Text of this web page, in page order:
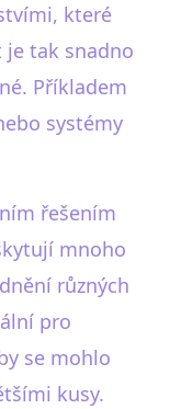
které
je tak snadno
Příkladem
systémy
řešením
mnoho
různých
pro
se mohlo
kusy.